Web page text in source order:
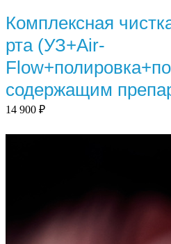
Комплексная
рта (УЗ+Air-
содержащим
14 900 ₽